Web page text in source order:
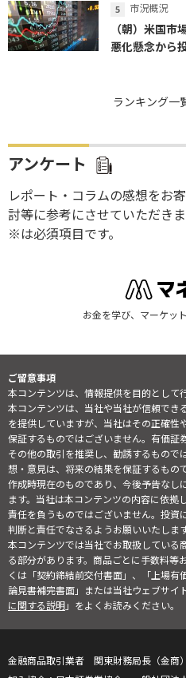
市況概況
（朝）米国
悪化懸念から
ランキング一
アンケート
レポート・コラムの感想をお
討等に参考にさせていただきま
※は必須項目です。
お金を学び、マーケッ
ご留意事項
本コンテンツは、情報提供を目的として
本コンテンツは、当社や当社が信頼でき
を提供していますが、当社はその正確性
保証するものではございません。有価証
その他の取引を推奨し、勧誘するもので
想・意見は、将来の結果を保証するもの
作成時現在のものであり、今後予告なし
ます。当社は本コンテンツの内容に依拠
責任を負うものではございません。投資
判断と責任でなさるようお願いいたします
本コンテンツでは当社でお取扱している
る部分があります。商品ごとに手数料等
くは「契約締結前交付書面」、「上場有
論見書補完書面」または当社ウェブサイ
に関する説明」をよくお読みください。
金融商品取引業者 関東財務局長（金商